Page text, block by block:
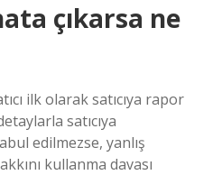
çıkarsa ne
ilk olarak satıcıya rapor
satıcıya
edilmezse, yanlış
kullanma davası